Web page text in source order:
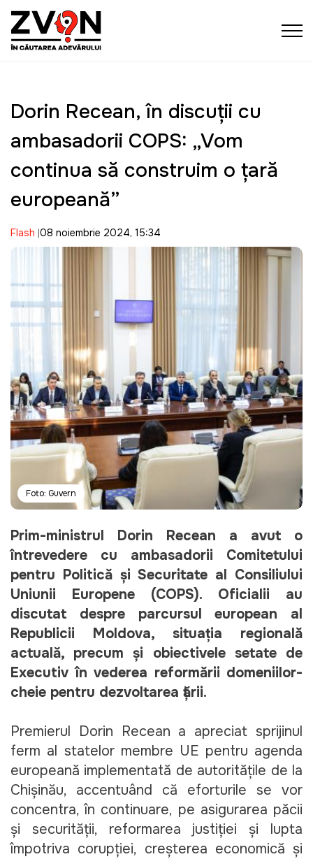
Dorin Recean, în discuții cu
ambasadorii COPS: „Vom
continua să construim o țară
europeană”
Flash 08 noiembrie 2024, 15:34
Foto: Guvern
Prim-ministrul Dorin Recean a avut o
întrevedere cu ambasadorii Comitetului
pentru Politică şi Securitate al Consiliului
Uniunii Europene (COPS). Oficialii au
discutat despre parcursul european al
Republicii Moldova, situația regională
actuală, precum și obiectivele setate de
Executiv în vederea reformării domeniilor-
cheie pentru dezvoltarea țării.
Premierul Dorin Recean a apreciat sprijinul
ferm al statelor membre UE pentru agenda
europeană implementată de autoritățile de la
Chișinău, accentuând că eforturile se vor
concentra, în continuare, pe asigurarea păcii
și securității, reformarea justiției și lupta
împotriva corupției, creșterea economică și